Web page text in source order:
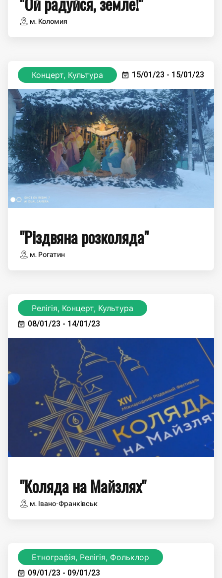
м. Коломия
Концерт, Культура 15/01/23 - 15/01/23
"Різдвяна розколяда"
м. Рогатин
Релігія, Концерт, Культура
08/01/23 - 14/01/23
"Коляда на Майзлях"
м. Івано-Франківськ
Етнографія, Релігія, Фольклор
09/01/23 - 09/01/23